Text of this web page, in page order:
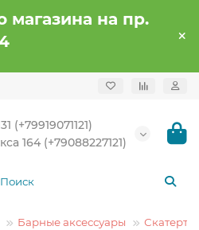
магазина на пр.
(+79919071121)
164 (+79088227121)
Барные аксессуары Скатерти